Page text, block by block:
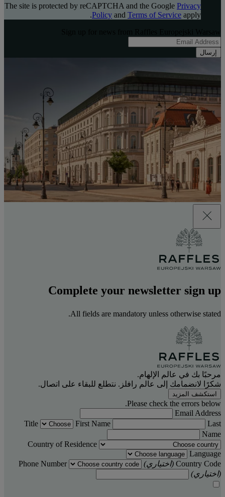
The site is protected by reCAPTCHA and the Google Privacy
Policy and Terms of Service apply.
إرسال
Complete your newsletter sign up
All fields are mandatory unless otherwise stated.
مرحبًا بك في عالم الإلهام.
شكرًا لانضمامك إلى عالم رافلز. نتطلع للبقاء على اتصال.
استكشف المزيد
Please check the errors below.
Email Address
Title
First Name
Last
Name
Country of Residence
Language
Country Code (اختياري)
Phone Number
(اختياري)